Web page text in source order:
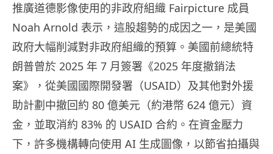
推廣道德影像使用的非政府組織 Fairpicture 成員
Noah Arnold 表示，這股趨勢的成因之一，是美國
政府大幅削減對非政府組織的預算。美國前總統特
朗普曾於 2025 年 7 月簽署《2025 年度撤銷法
案》，從美國國際開發署（USAID）及其他對外援
助計劃中撤回約 80 億美元（約港幣 624 億元）資
金，並取消約 83% 的 USAID 合約。在資金壓力
下，許多機構轉向使用 AI 生成圖像，以節省拍攝與